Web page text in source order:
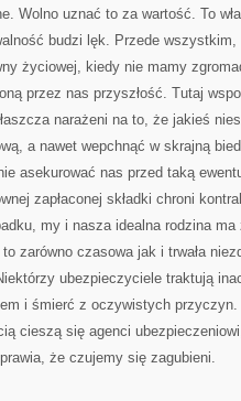
Wolno uznać to za wartość. To
budzi lęk. Przede
życiowej, kiedy nie mamy
przez nas przyszłość. Tutaj
narażeni na to, że jakieś
a nawet wepchnąć w skrajną
asekurować nas przed taką
zapłaconej składki chroni
my i nasza idealna rodzina
zarówno czasowa jak i trwała
ubezpieczyciele traktują
i śmierć z oczywistych
cieszą się agenci
że czujemy się zagubieni.